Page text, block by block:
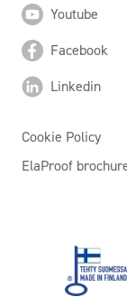
Youtube
Facebook
Linkedin
Cookie Policy
ElaProof